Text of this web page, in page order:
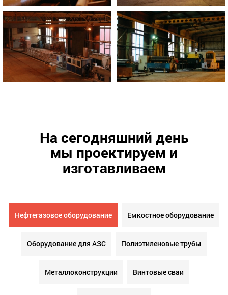
На сегодняшний день
мы проектируем и
изготавливаем
Нефтегазовое оборудование Емкостное оборудование
Оборудование для АЗС Полиэтиленовые трубы
Металлоконструкции Винтовые сваи